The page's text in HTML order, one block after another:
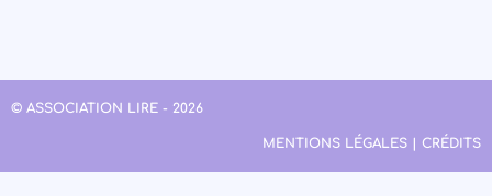
© ASSOCIATION LIRE - 2026
MENTIONS LÉGALES | CRÉDITS